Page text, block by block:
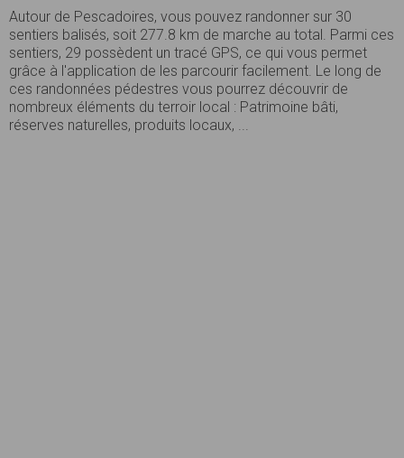
Autour de Pescadoires, vous pouvez randonner sur 30
sentiers balisés, soit 277.8 km de marche au total. Parmi ces
sentiers, 29 possèdent un tracé GPS, ce qui vous permet
grâce à l'application de les parcourir facilement. Le long de
ces randonnées pédestres vous pourrez découvrir de
nombreux éléments du terroir local : Patrimoine bâti,
réserves naturelles, produits locaux, ...